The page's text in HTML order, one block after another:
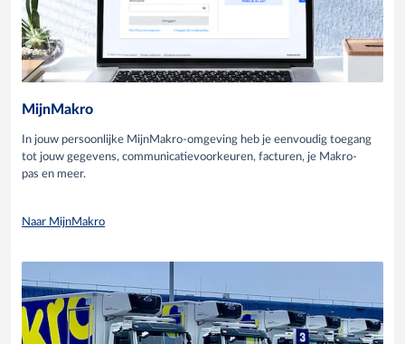
MijnMakro
In jouw persoonlijke MijnMakro-omgeving heb je eenvoudig toegang
tot jouw gegevens, communicatievoorkeuren, facturen, je Makro-
pas en meer.
Naar MijnMakro